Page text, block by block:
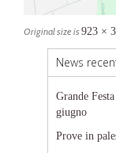
Original size is923 ×
News
Grande
giugno
Prove in